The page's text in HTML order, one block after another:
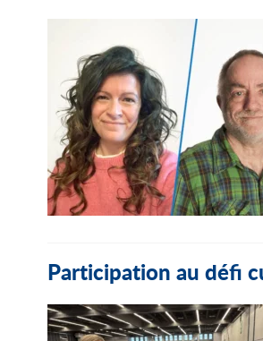
Participation au défi